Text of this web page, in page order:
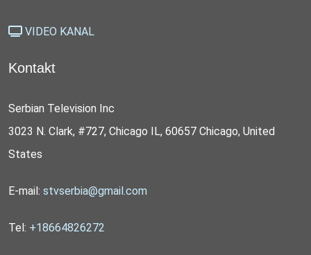
VIDEO KANAL
Kontakt
Serbian Television Inc
3023 N. Clark, #727, Chicago IL, 60657 Chicago, United
States
E-mail: stvserbia@gmail.com
Tel: +18664826272